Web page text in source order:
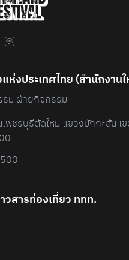
ห่งประเทศไทย (สํานักงาน
ม ฝ่ายกิจกรรม
พชรบุรีตัดใหม่ แขวงมักกะสัน เข
สารท่องเที่ยว ททท.